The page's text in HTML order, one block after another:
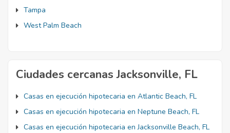
Tampa
West Palm Beach
Ciudades cercanas Jacksonville, FL
Casas en ejecución hipotecaria en Atlantic Beach, FL
Casas en ejecución hipotecaria en Neptune Beach, FL
Casas en ejecución hipotecaria en Jacksonville Beach, FL